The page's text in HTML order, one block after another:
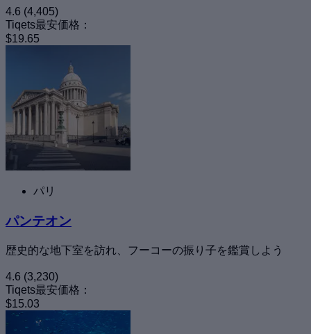
4.6 (4,405)
Tiqets最安価格：
$19.65
パリ
パンテオン
歴史的な地下室を訪れ、フーコーの振り子を鑑賞しよう
4.6 (3,230)
Tiqets最安価格：
$15.03